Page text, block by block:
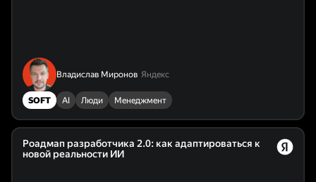
Владислав Миронов Яндекс
SOFT AI Люди Менеджмент
Роадмап разработчика 2.0: как адаптироваться к
новой реальности ИИ